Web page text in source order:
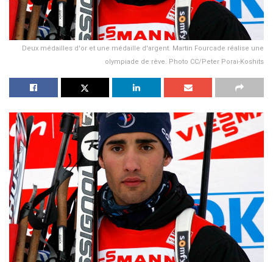
Deux médailles d'or et une médaille d'argent. Martin Fourcade réalise une
olympiade de rêve. Photo CC/Peter Porai-Koshits